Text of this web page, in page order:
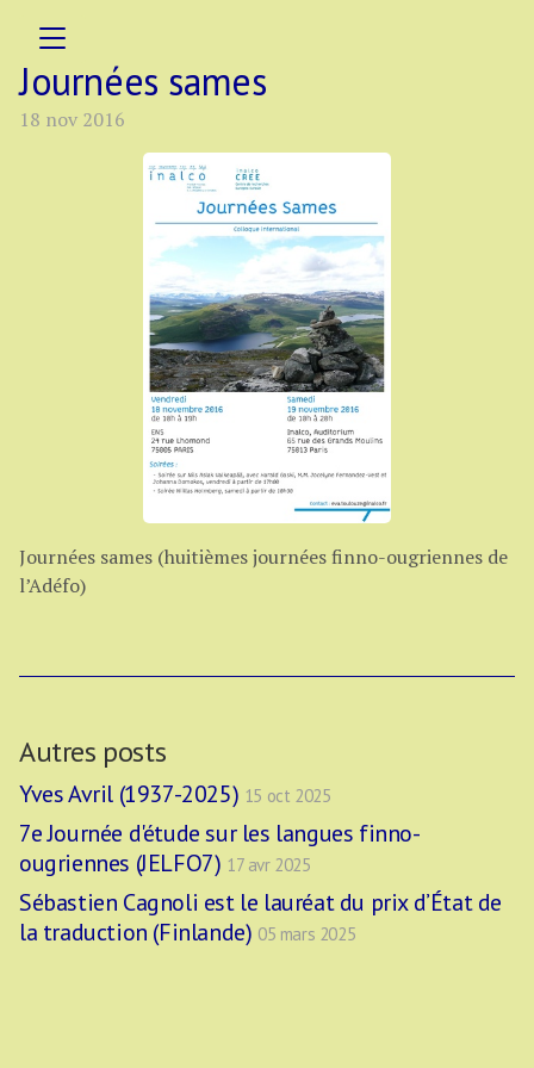
Journées sames
18 nov 2016
Journées sames (huitièmes journées finno-ougriennes de
l’Adéfo)
Autres posts
Yves Avril (1937-2025) 15 oct 2025
7e Journée d'étude sur les langues finno-
ougriennes (JELFO7) 17 avr 2025
Sébastien Cagnoli est le lauréat du prix d’État de
la traduction (Finlande) 05 mars 2025